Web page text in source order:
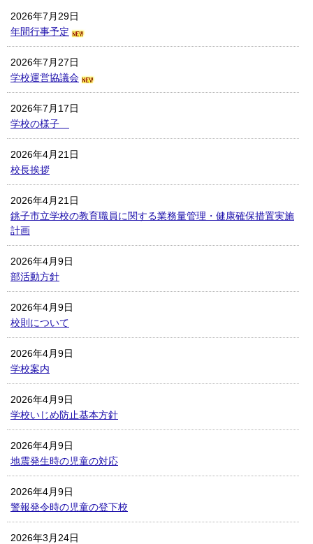
2026年7月29日
年間行事予定
2026年7月27日
学校運営協議会
2026年7月17日
学校の様子
2026年4月21日
校長挨拶
2026年4月21日
銚子市立学校の教育職員に関する業務量管理・健康確保措置実施
計画
2026年4月9日
部活動方針
2026年4月9日
校則について
2026年4月9日
学校案内
2026年4月9日
学校いじめ防止基本方針
2026年4月9日
地震発生時の児童の対応
2026年4月9日
警報発令時の児童の登下校
2026年3月24日